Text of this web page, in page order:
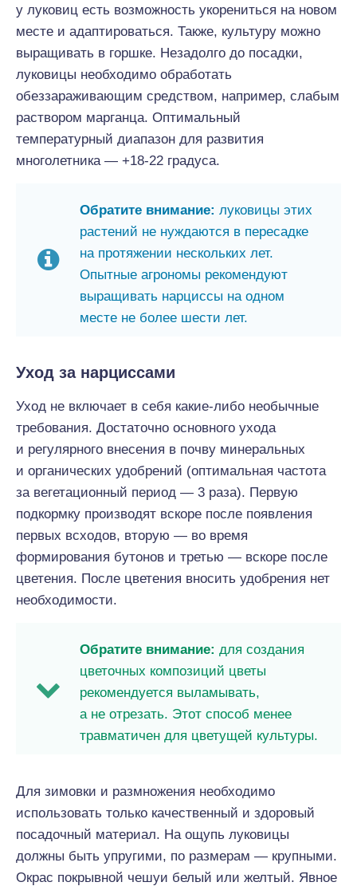
у луковиц есть возможность укорениться на новом
месте и адаптироваться. Также, культуру можно
выращивать в горшке. Незадолго до посадки,
луковицы необходимо обработать
обеззараживающим средством, например, слабым
раствором марганца. Оптимальный
температурный диапазон для развития
многолетника — +18-22 градуса.
Обратите внимание: луковицы этих
растений не нуждаются в пересадке
на протяжении нескольких лет.
Опытные агрономы рекомендуют
выращивать нарциссы на одном
месте не более шести лет.
Уход за нарциссами
Уход не включает в себя какие-либо необычные
требования. Достаточно основного ухода
и регулярного внесения в почву минеральных
и органических удобрений (оптимальная частота
за вегетационный период — 3 раза). Первую
подкормку производят вскоре после появления
первых всходов, вторую — во время
формирования бутонов и третью — вскоре после
цветения. После цветения вносить удобрения нет
необходимости.
Обратите внимание: для создания
цветочных композиций цветы
рекомендуется выламывать,
а не отрезать. Этот способ менее
травматичен для цветущей культуры.
Для зимовки и размножения необходимо
использовать только качественный и здоровый
посадочный материал. На ощупь луковицы
должны быть упругими, по размерам — крупными.
Окрас покрывной чешуи белый или желтый. Явное